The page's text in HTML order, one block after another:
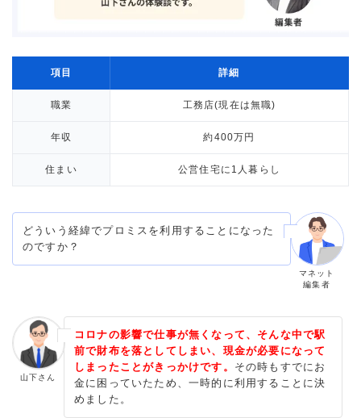
項目 詳細
職業 工務店(現在は無職)
年収 約400万円
住まい 公営住宅に1人暮らし
どういう経緯でプロミスを利用することになった
のですか？
マネット
編集者
山下さん
コロナの影響で仕事が無くなって、そんな中で駅
前で財布を落としてしまい、現金が必要になって
しまったことがきっかけです。 その時もすでにお
金に困っていたため、一時的に利用することに決
めました。